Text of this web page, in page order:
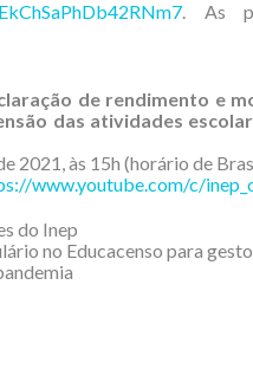
. As
de rendimento e
das atividades
2021, às 15h (horário de
www.youtube.com/c/
do Inep
no Educacenso para